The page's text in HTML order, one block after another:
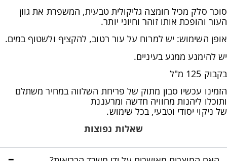
סוכר סלק מכיל חומצה גליקולית טבעית, המשפרת את גוון
העור והופכת אותו זוהר וחיוני יותר.
אופן השימוש: יש למרוח על עור רטוב, להקציף ולשטוף במים.
יש להימנע ממגע בעיניים.
בקבוק 125 מ"ל
הזמינו עכשיו סבון מתוק של פריחת השלווה במחיר משתלם
ותוכלו ליהנות מחוויה חדשה ומרעננת
של ניקוי יסודי וטבעי, בכל שימוש.
שאלות נפוצות